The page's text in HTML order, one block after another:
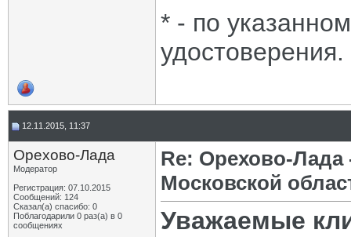
* - по
удостоверения.
12.11.2015, 11:37
Орехово-Лада
Модератор
Регистрация: 07.10.2015
Сообщений: 124
Сказал(а) спасибо: 0
Поблагодарили 0 раз(а) в 0
сообщениях
Re: Орехово-
Московской
Уважаемые